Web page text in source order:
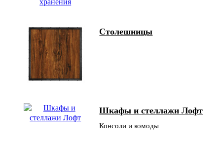
Столешницы
Шкафы и стеллажи Лофт
Консоли и комоды